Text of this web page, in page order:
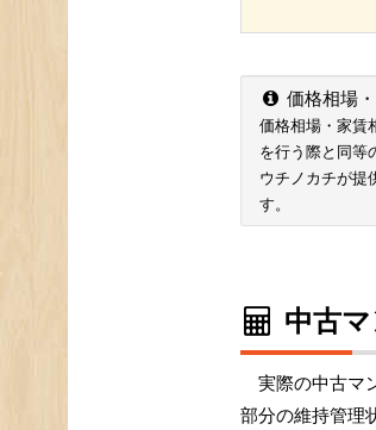
価格相場
価格相場・家賃
を行う際と同等
ウチノカチが提
す。
中古
実際の中古マ
部分の維持管理